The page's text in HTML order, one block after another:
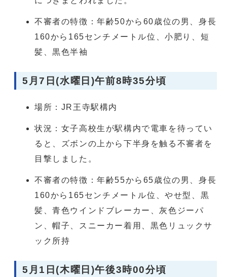
不審者の特徴：年齢50から60歳位の男、身長
160から165センチメートル位、小肥り、短
髪、黒色半袖
5月7日(水曜日)午前8時35分頃
場所：JR王寺駅構内
状況：女子高校生が駅構内で電車を待ってい
ると、ズボンの上から下半身を触る不審者を
目撃しました。
不審者の特徴：年齢55から65歳位の男、身長
160から165センチメートル位、やせ型、黒
髪、青色ウインドブレーカー、灰色ジーパ
ン、帽子、スニーカー着用、黒色リュックサ
ック所持
5月1日(木曜日)午後3時00分頃